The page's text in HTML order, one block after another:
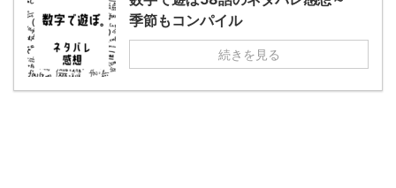
季節もコンパイル
続きを見る